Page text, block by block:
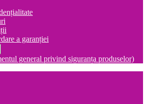
a garanției
general privind siguranța produselor)